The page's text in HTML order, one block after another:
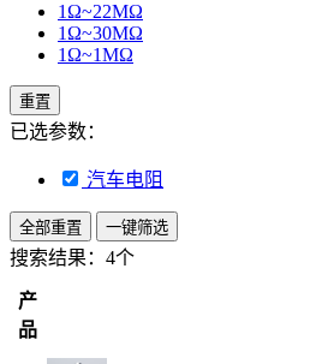
1Ω~22MΩ
1Ω~30MΩ
1Ω~1MΩ
重置
已选参数：
汽车电阻
全部重置 一键筛选
搜索结果： 4个
产
品